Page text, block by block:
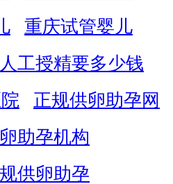
重庆试管婴儿
工授精要多少钱
正规供卵助孕网
助孕机构
供卵助孕